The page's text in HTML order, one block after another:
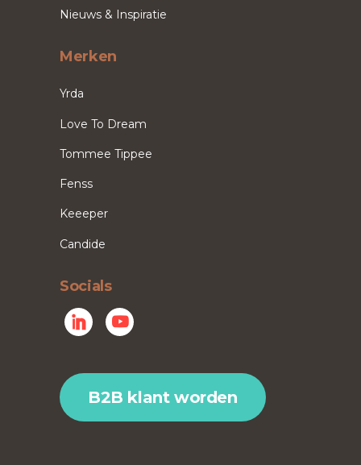
Nieuws & Inspiratie
Merken
Yrda
Love To Dream
Tommee Tippee
Fenss
Keeeper
Candide
Socials
B2B klant worden